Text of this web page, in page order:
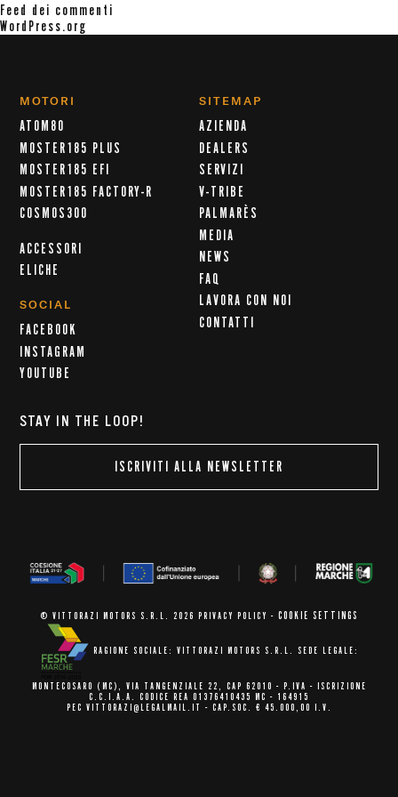
Feed dei commenti
WordPress.org
MOTORI
ATOM80
MOSTER185 PLUS
MOSTER185 EFI
MOSTER185 FACTORY-R
COSMOS300
ACCESSORI
ELICHE
SOCIAL
FACEBOOK
INSTAGRAM
YOUTUBE
SITEMAP
AZIENDA
DEALERS
SERVIZI
V-TRIBE
PALMARÈS
MEDIA
NEWS
FAQ
LAVORA CON NOI
CONTATTI
STAY IN THE LOOP!
ISCRIVITI ALLA NEWSLETTER
© VITTORAZI MOTORS S.R.L. 2026 PRIVACY POLICY - COOKIE SETTINGS
RAGIONE SOCIALE: VITTORAZI MOTORS S.R.L. SEDE LEGALE:
MONTECOSARO (MC), VIA TANGENZIALE 22, CAP 62010 - P.IVA - ISCRIZIONE
C.C.I.A.A. CODICE REA 01376410435 MC - 164915
PEC VITTORAZI@LEGALMAIL.IT - CAP.SOC. € 45.000,00 I.V.